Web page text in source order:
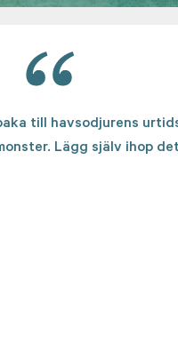
till havsodjurens
Lägg själv ihop